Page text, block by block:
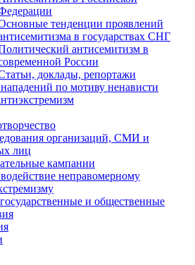
тенденции проявлений
в государствах СНГ
антисемитизм в
России
доклады, репортажи
по мотиву ненависти
организаций, СМИ и
лиц
кампании
неправомерному
и общественные